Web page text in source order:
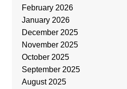
February 2026
January 2026
December 2025
November 2025
October 2025
September 2025
August 2025